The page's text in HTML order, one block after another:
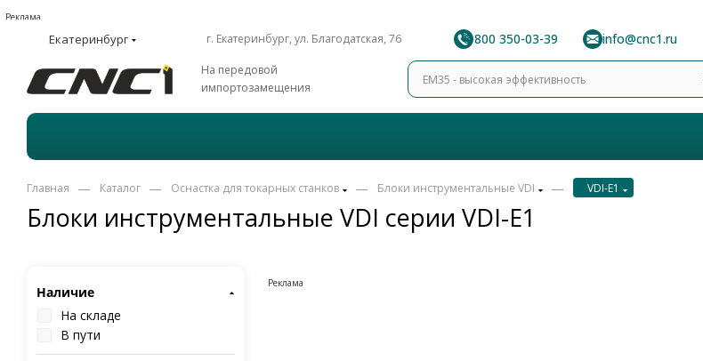
Реклама
Екатеринбург г. Екатеринбург, ул. Благодатская, 76 8 800 350-03-39 info@cnc1.ru
На передовой
импортозамещения
Блоки инструментальные VDI серии VDI-E1
Главная — Каталог — Оснастка для токарных станков — Блоки инструментальные VDI — VDI-E1
Реклама
Наличие
На складе
В пути